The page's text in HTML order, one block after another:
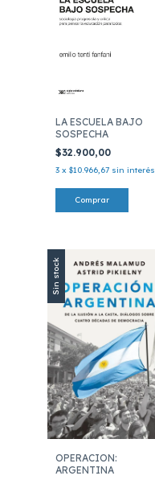
LA ESCUELA BAJO
SOSPECHA
$32.900,00
3 x $10.966,67 sin interés
Sin stock
OPERACION:
ARGENTINA